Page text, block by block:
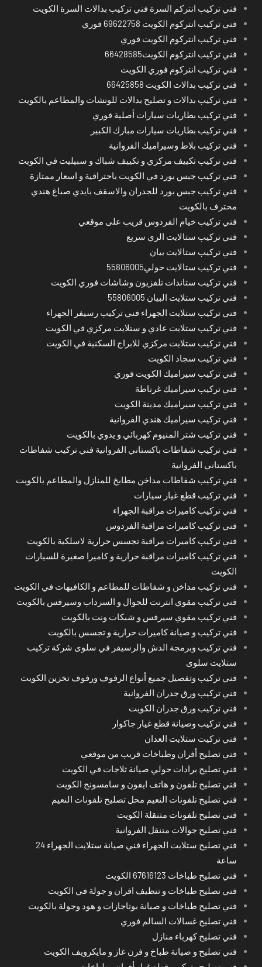
فني تركيب انتركم السرة فني تركيب بدالات السرة الكويت
فني تركيب انتركوم الكويت 69622758 فوري
فني تركيب انتركوم الكويت فوري
فني تركيب انتركوم الكويت66428585
فني تركيب انتركوم فوري الكويت
فني تركيب بدالات الكويت 66425858
فني تركيب بدالات و تصليح بدالات للونشات والمطاعم بالكويت
فني تركيب بطاريات سيارات أصلية فوري
فني تركيب بطاريات سيارات مبارك الكبير
فني تركيب بلاط وسيراميك الفروانية
فني تركيب تكييف مركزي و تكييف شباك و سبيليت في الكويت
فني تركيب جبس بورد في الكويت باحترافية و اسعار ممتازة
فني تركيب جبس بورد للجدران والاسقف بايدي صباغ هندي
محترف بالكويت
فني تركيب خيام الفردوس قريب على موقعي
فني تركيب ستالايت الري سريع
فني تركيب ستالايت بيان
فني تركيب ستالايت حولي55806005
فني تركيب ستاندات تلفزيون وشاشات فوري الكويت
فني تركيب ستلايت البيان 55806005
فني تركيب ستلايت الجهراء فني تركيب رسيفر الجهراء
فني تركيب ستلايت عادي و ستلايت مركزي في الكويت
فني تركيب ستلايت مركزي للابراج السكنية في الكويت
فني تركيب سجاد الكويت
فني تركيب سيراميك الكويت فوري
فني تركيب سيراميك غرناطة
فني تركيب سيراميك مدينة الكويت
فني تركيب سيراميك هندي الفروانية
فني تركيب شتر المنيوم كهربائي و يدوي بالكويت
فني تركيب شفاطات باكستاني الفروانية فني تركيب شفاطات
باكستاني الفروانية
فني تركيب شفاطات مداخن مطابخ للمنازل والمطاعم بالكويت
فني تركيب قطع غيار سيارات
فني تركيب كاميرات مراقبة الجهراء
فني تركيب كاميرات مراقبة الفردوس
فني تركيب كاميرات مراقبة تجسس حرارية لاسلكية بالكويت
فني تركيب كاميرات مراقبة حرارية و كاميرا صغيرة للسيارات
الكويت
فني تركيب مداخن و شفاطات للمطاعم و الكافيهات في الكويت
فني تركيب مقوي انترنت للجوال و السرداب وسيرفس بالكويت
فني تركيب مقوي سيرفس و شبكات ونت بالكويت
فني تركيب و صيانة كاميرات حرارية و تجسس بالكويت
فني تركيب وبرمجة الدش والرسيفر في سلوى شركة تركيب
ستلايت سلوى
فني تركيب وتفصيل جميع أنواع الرفوف ورفوف تخزين الكويت
فني تركيب ورق جدران الفروانية
فني تركيب ورق جدران الكويت
فني تركيب وصيانة قطع غيار جاكوار
فني تركيت ستلايت العدان
فني تصليح أفران وطباخات قريب من موقعي
فني تصليح برادات حولي صيانة ثلاجات في الكويت
فني تصليح تلفون و هاتف ايفون و سامسونج الكويت
فني تصليح تلفونات النعيم محل تصليح تلفونات النعيم
فني تصليح تلفونات متنقلة الكويت
فني تصليح جوالات متنقل الفروانية
فني تصليح ستلايت الجهراء فني صيانة ستلايت الجهراء 24
ساعة
فني تصليح طباخات 67616123 الكويت
فني تصليح طباخات و تنظيف افران و جولة في الكويت
فني تصليح طباخات و صيانة بوتاجازات و هود وجولة بالكويت
فني تصليح غسالات السالم فوري
فني تصليح كهرباء منازل
فني تصليح و صيانة طباخ و فرن غاز و مايكرويف الكويت